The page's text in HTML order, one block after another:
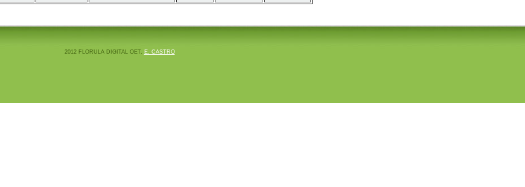
2012 FLORULA DIGITAL OET. E. CASTRO